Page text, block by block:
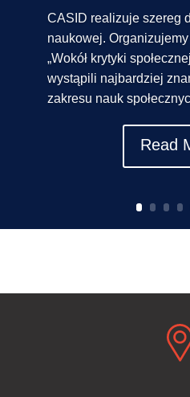
CASID realizuje szereg
naukowej. Organizujemy
„Wokół krytyki
wystąpili najbardziej
zakresu nauk
Read